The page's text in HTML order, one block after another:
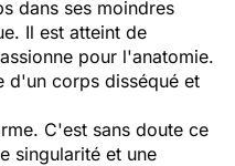
dans ses moindres
Il est atteint de
pour l'anatomie.
d'un corps disséqué et
C'est sans doute ce
singularité et une